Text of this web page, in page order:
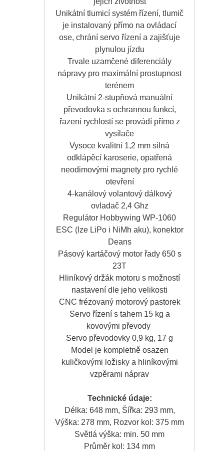
Unikátní tlumicí systém řízení, tlumič
je instalovaný přímo na ovládací
ose, chrání servo řízení a zajišťuje
plynulou jízdu
Trvale uzamčené diferenciály
nápravy pro maximální prostupnost
terénem
Unikátní 2-stupňová manuální
převodovka s ochrannou funkcí,
řazení rychlostí se provádí přímo z
vysílače
Vysoce kvalitní 1,2 mm silná
odklápěcí karoserie, opatřená
neodimovými magnety pro rychlé
otevření
4-kanálový volantový dálkový
ovladač 2,4 Ghz
Regulátor Hobbywing WP-1060
ESC (lze LiPo i NiMh aku), konektor
Deans
Pásový kartáčový motor řady 650 s
23T
Hliníkový držák motoru s možností
nastavení dle jeho velikosti
CNC frézovaný motorový pastorek
Servo řízení s tahem 15 kg a
kovovými převody
Servo převodovky 0,9 kg, 17 g
Model je kompletně osazen
kuličkovými ložisky a hliníkovými
vzpěrami náprav
Technické údaje:
Délka: 648 mm, Šířka: 293 mm,
Výška: 278 mm, Rozvor kol: 375 mm
Světlá výška: min. 50 mm
Průměr kol: 134 mm